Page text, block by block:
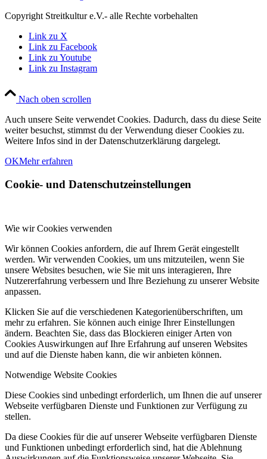
Copyright Streitkultur e.V.- alle Rechte vorbehalten
Link zu X
Link zu Facebook
Link zu Youtube
Link zu Instagram
Nach oben scrollen
Auch unsere Seite verwendet Cookies. Dadurch, dass du diese Seite
weiter besuchst, stimmst du der Verwendung dieser Cookies zu.
Weitere Infos sind in der Datenschutzerklärung dargelegt.
OKMehr erfahren
Cookie- und Datenschutzeinstellungen
Wie wir Cookies verwenden
Wir können Cookies anfordern, die auf Ihrem Gerät eingestellt
werden. Wir verwenden Cookies, um uns mitzuteilen, wenn Sie
unsere Websites besuchen, wie Sie mit uns interagieren, Ihre
Nutzererfahrung verbessern und Ihre Beziehung zu unserer Website
anpassen.
Klicken Sie auf die verschiedenen Kategorienüberschriften, um
mehr zu erfahren. Sie können auch einige Ihrer Einstellungen
ändern. Beachten Sie, dass das Blockieren einiger Arten von
Cookies Auswirkungen auf Ihre Erfahrung auf unseren Websites
und auf die Dienste haben kann, die wir anbieten können.
Notwendige Website Cookies
Diese Cookies sind unbedingt erforderlich, um Ihnen die auf unserer
Webseite verfügbaren Dienste und Funktionen zur Verfügung zu
stellen.
Da diese Cookies für die auf unserer Webseite verfügbaren Dienste
und Funktionen unbedingt erforderlich sind, hat die Ablehnung